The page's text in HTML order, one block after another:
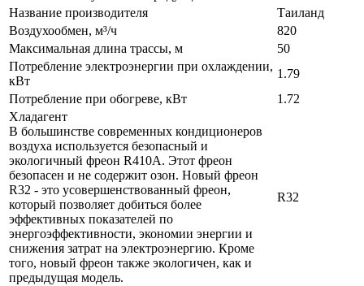
Название производителя
Таиланд
Воздухообмен, м³/ч
820
Максимальная длина трассы, м
50
Потребление электроэнергии при охлаждении,
кВт
1.79
Потребление при обогреве, кВт
1.72
Хладагент
В большинстве современных кондиционеров
воздуха используется безопасный и
экологичный фреон R410A. Этот фреон
безопасен и не содержит озон. Новый фреон
R32 - это усовершенствованный фреон,
который позволяет добиться более
эффективных показателей по
энергоэффективности, экономии энергии и
снижения затрат на электроэнергию. Кроме
того, новый фреон также экологичен, как и
предыдущая модель.
R32